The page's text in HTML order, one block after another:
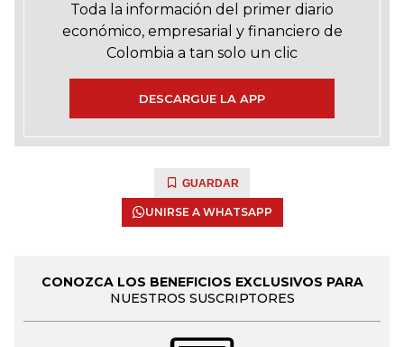
Toda la información del primer diario
económico, empresarial y financiero de
Colombia a tan solo un clic
DESCARGUE LA APP
GUARDAR
UNIRSE A WHATSAPP
CONOZCA LOS BENEFICIOS EXCLUSIVOS PARA
NUESTROS SUSCRIPTORES